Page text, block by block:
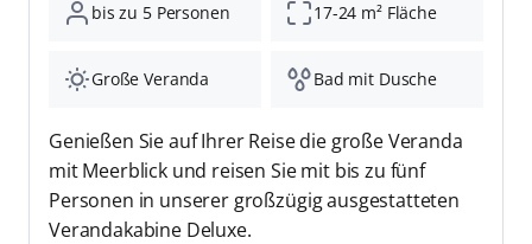
bis zu 5 Personen 17-24 m² Fläche
Große Veranda Bad mit Dusche
Genießen Sie auf Ihrer Reise die große Veranda
mit Meerblick und reisen Sie mit bis zu fünf
Personen in unserer großzügig ausgestatteten
Verandakabine Deluxe.